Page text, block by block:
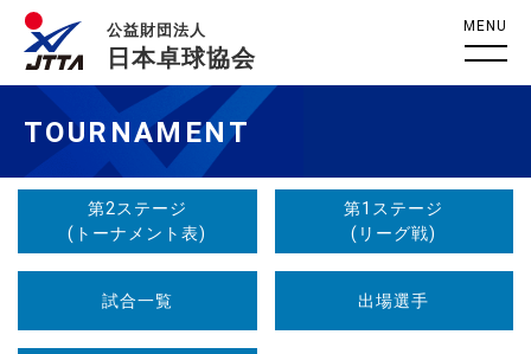
公益財団法人
日本卓球協会
MENU
TOURNAMENT
第2ステージ
(トーナメント表)
第1ステージ
(リーグ戦)
試合一覧 出場選手